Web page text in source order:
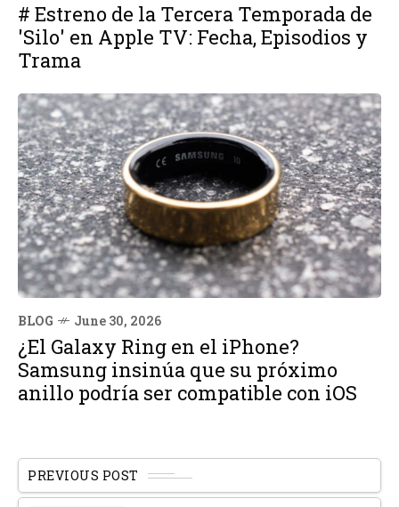
# Estreno de la Tercera Temporada de
'Silo' en Apple TV: Fecha, Episodios y
Trama
BLOG June 30, 2026
¿El Galaxy Ring en el iPhone?
Samsung insinúa que su próximo
anillo podría ser compatible con iOS
PREVIOUS POST